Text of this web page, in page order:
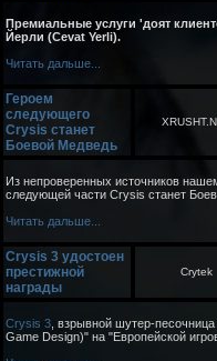
Премиальные услуги 'доят
Йерли (Cevat Yerli).
Читать дальше...
Героем
следующего
Crysis станет
Боевой Медведь
Из непроверенных источников
следующей части Crysis станет
Читать дальше...
Crysis 3 удостоен
престижной
награды
Crytek
Crysis 3 , взрывной шутер-песочница
Game Design)" на "Европейской